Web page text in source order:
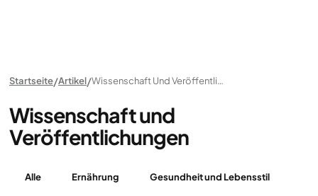
Startseite Artikel Wissenschaft Und Veröffentlichungen
Wissenschaft und
Veröffentlichungen
Alle Ernährung Gesundheit und Lebensstil